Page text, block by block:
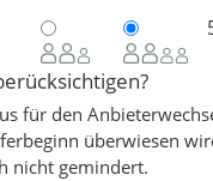
für den
überwiesen
nicht gemindert.